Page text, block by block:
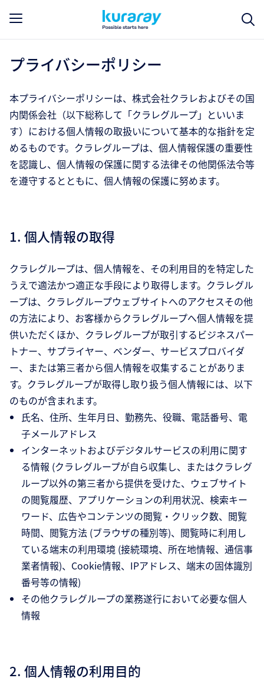
プライバシーポリシー
本プライバシーポリシーは、株式会社クラレおよびその国
内関係会社（以下総称して「クラレグループ」といいま
す）における個人情報の取扱いについて基本的な指針を定
めるものです。クラレグループは、個人情報保護の重要性
を認識し、個人情報の保護に関する法律その他関係法令等
を遵守するとともに、個人情報の保護に努めます。
1. 個人情報の取得
クラレグループは、個人情報を、その利用目的を特定した
うえで適法かつ適正な手段により取得します。クラレグル
ープは、クラレグループウェブサイトへのアクセスその他
の方法により、お客様からクラレグループへ個人情報を提
供いただくほか、クラレグループが取引するビジネスパー
トナー、サプライヤー、ベンダー、サービスプロバイダ
ー、または第三者から個人情報を収集することがありま
す。クラレグループが取得し取り扱う個人情報には、以下
のものが含まれます。
氏名、住所、生年月日、勤務先、役職、電話番号、電
子メールアドレス
インターネットおよびデジタルサービスの利用に関す
る情報 (クラレグループが自ら収集し、またはクラレグ
ループ以外の第三者から提供を受けた、ウェブサイト
の閲覧履歴、アプリケーションの利用状況、検索キー
ワード、広告やコンテンツの閲覧・クリック数、閲覧
時間、閲覧方法 (ブラウザの種別等)、閲覧時に利用し
ている端末の利用環境 (接続環境、所在地情報、通信事
業者情報)、Cookie情報、IPアドレス、端末の固体識別
番号等の情報)
その他クラレグループの業務遂行において必要な個人
情報
2. 個人情報の利用目的